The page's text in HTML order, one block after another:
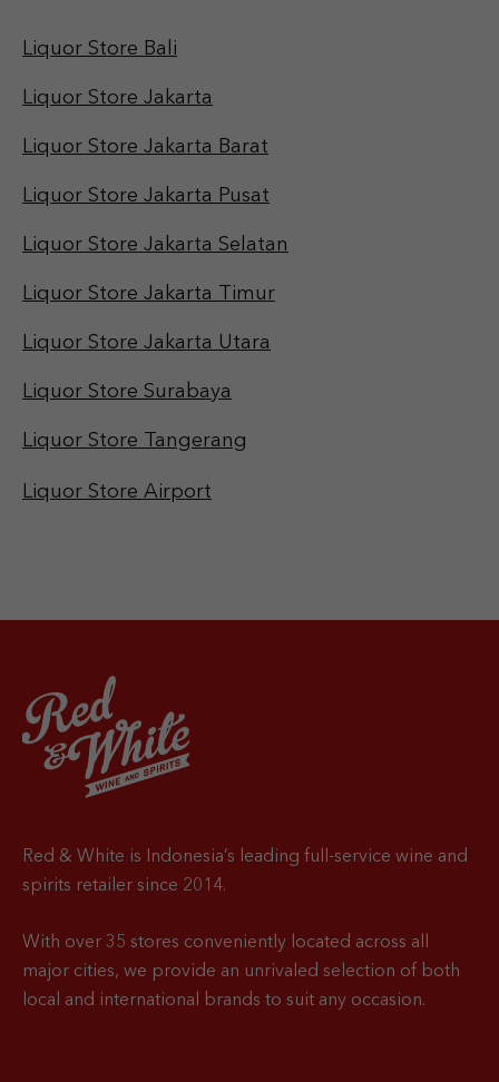
Liquor Store Bali
Liquor Store Jakarta
Liquor Store Jakarta Barat
Liquor Store Jakarta Pusat
Liquor Store Jakarta Selatan
Liquor Store Jakarta Timur
Liquor Store Jakarta Utara
Liquor Store Surabaya
Liquor Store Tangerang
Liquor Store Airport
Red & White is Indonesia’s leading full-service wine and
spirits retailer since 2014.
With over 35 stores conveniently located across all
major cities, we provide an unrivaled selection of both
local and international brands to suit any occasion.